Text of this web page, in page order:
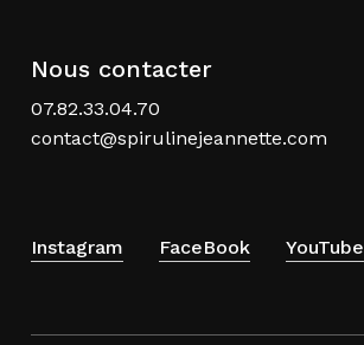
Nous contacter
07.82.33.04.70
contact@spirulinejeannette.com
Instagram FaceBook YouTube